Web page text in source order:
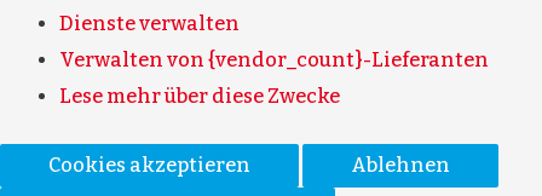
Dienste verwalten
Verwalten von {vendor_count}-Lieferanten
Lese mehr über diese Zwecke
Cookies akzeptieren
Ablehnen